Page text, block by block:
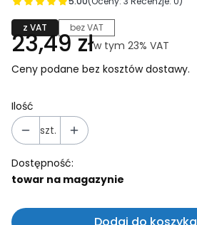
z VAT bez VAT
Cena
23,49 złw tym 23% VAT
w tym 23% VAT
Ceny podane bez kosztów dostawy.
Ilość
szt.
Dostępność:
towar na magazynie